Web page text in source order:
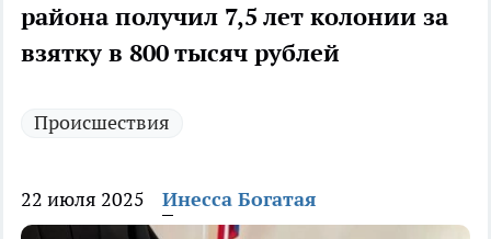
района получил 7,5 лет колонии за
взятку в 800 тысяч рублей
Происшествия
22 июля 2025 Инесса Богатая